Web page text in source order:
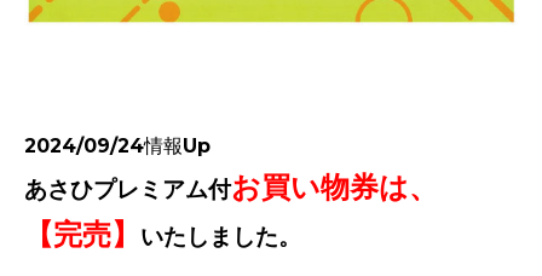
2024/09/24情報Up
あさひプレミアム付お買い物券は、
【完売】
いたしました。